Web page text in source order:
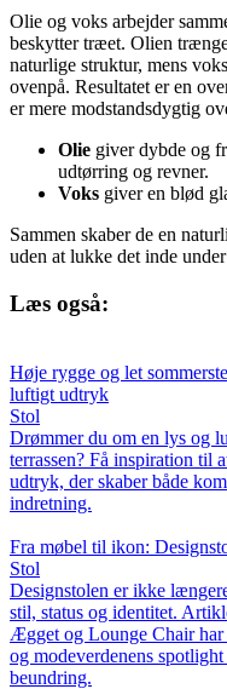
Olie og voks arbejder
beskytter træet. Olien
naturlige struktur, mens
ovenpå. Resultatet er en
er mere modstandsdygtig
Olie giver dybde og
udtørring og revner.
Voks giver en blød
Sammen skaber de en
uden at lukke det inde
Læs også:
Høje rygge og let
luftigt udtryk
Stol
Drømmer du om en lys og
terrassen? Få inspiration til
udtryk, der skaber både
indretning.
Fra møbel til ikon:
Stol
Designstolen er ikke
stil, status og identitet.
Ægget og Lounge Chair
og modeverdenens
beundring.